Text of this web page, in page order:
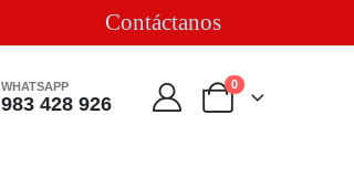
Contáctanos
WHATSAPP
983 428 926
0